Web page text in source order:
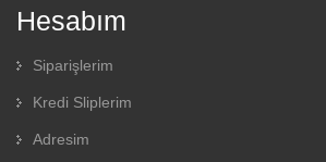
Hesabım
Siparişlerim
Kredi Sliplerim
Adresim